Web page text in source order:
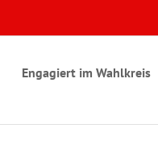
Engagiert im Wahlkreis